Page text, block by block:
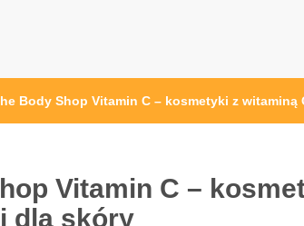
crossfit, rowery, sklep ze sprzętem sportowym
Body Shop Vitamin C – kosmetyki z
Vitamin C –
dla skóry